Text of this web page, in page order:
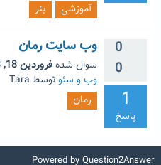
آموزشی
بنر
0
0
1
پاسخ
وب سایت رمان
سوال شدهفروردین 18, 1403
وب و سئوتوسط Tara
رمان
Powered by Question2Answer